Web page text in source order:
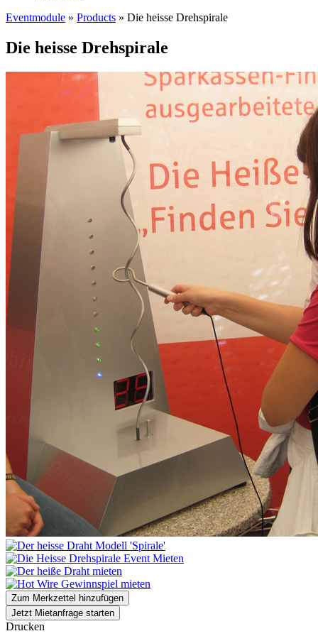
Eventmodule » Products » Die heisse Drehspirale
Die heisse Drehspirale
Zum Merkzettel hinzufügen
Jetzt Mietanfrage starten
Drucken